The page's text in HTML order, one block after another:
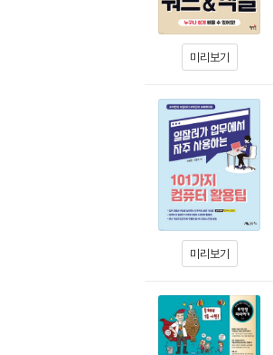
미리보기
미리보기